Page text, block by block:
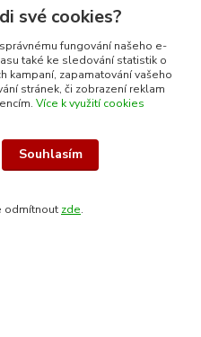
své cookies?
fungování našeho e-
také ke sledování statistik o
kampaní, zapamatování vašeho
stránek, či zobrazení reklam
Více k využití cookies
Souhlasím
odmítnout zde.